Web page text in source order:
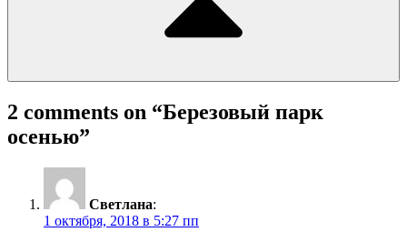
2 comments on “Березовый парк
осенью”
Светлана:
1 октября, 2018 в 5:27 пп